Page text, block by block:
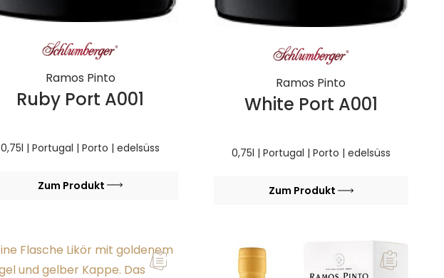
Ramos Pinto
Ruby Port A001
0,75l | Portugal | Porto | edelsüss
Zum Produkt
Ramos Pinto
White Port A001
0,75l | Portugal | Porto | edelsüss
Zum Produkt